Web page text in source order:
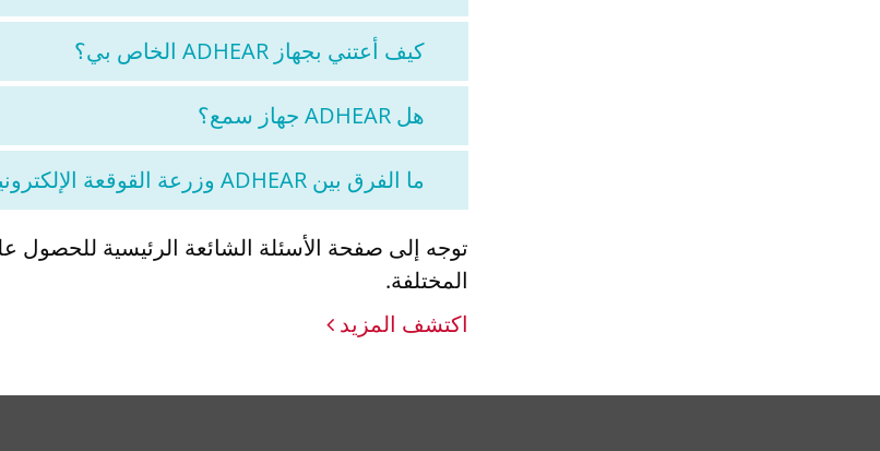
كيف أعتني بجهاز ADHEAR الخاص بي؟
هل ADHEAR جهاز سمع؟
ما الفرق بين ADHEAR وزرعة القوقعة الإلكترونية؟
توجه إلى صفحة الأسئلة الشائعة الرئيسية
المختلفة.
اكتشف المزيد